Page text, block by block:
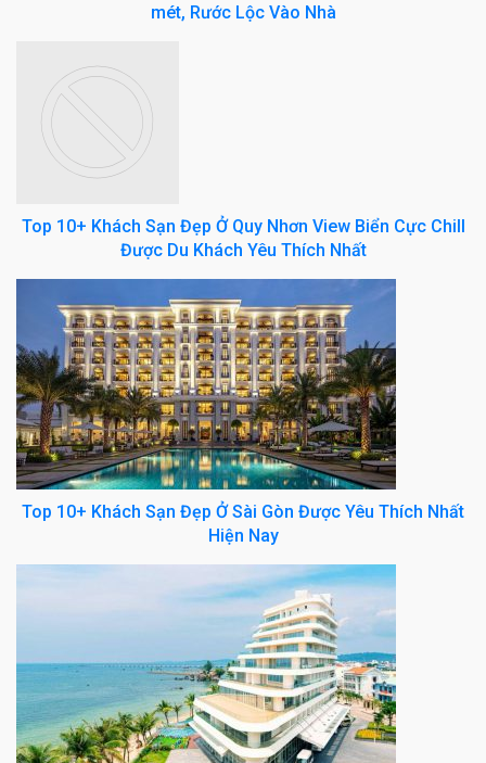
mét, Rước Lộc Vào Nhà
Top 10+ Khách Sạn Đẹp Ở Quy Nhơn View Biển Cực Chill
Được Du Khách Yêu Thích Nhất
Top 10+ Khách Sạn Đẹp Ở Sài Gòn Được Yêu Thích Nhất
Hiện Nay